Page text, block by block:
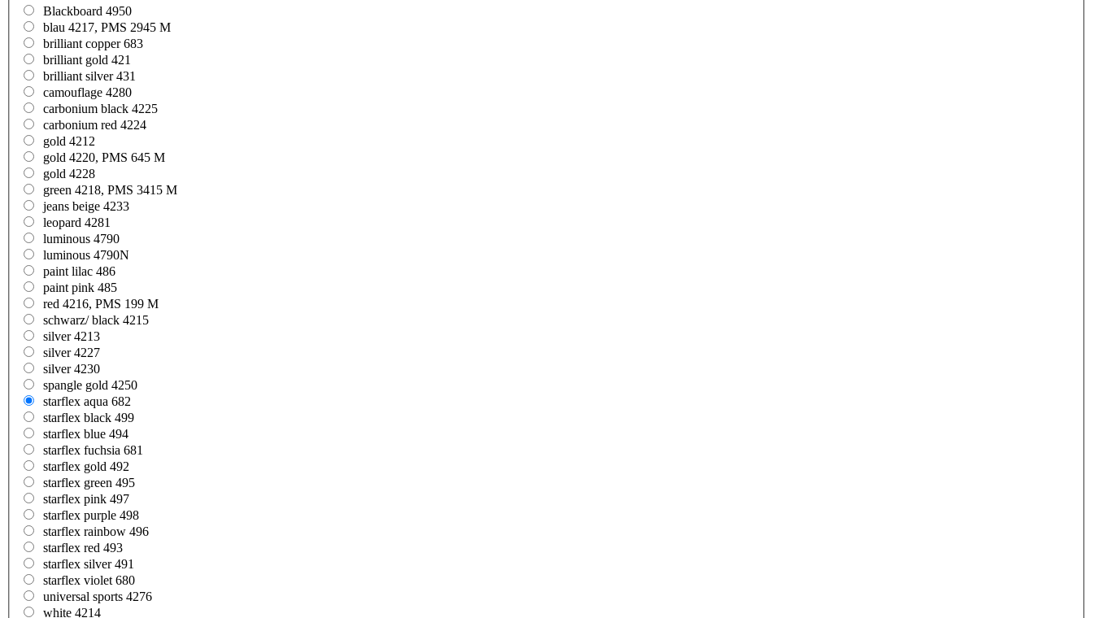
Blackboard 4950
blau 4217, PMS 2945 M
brilliant copper 683
brilliant gold 421
brilliant silver 431
camouflage 4280
carbonium black 4225
carbonium red 4224
gold 4212
gold 4220, PMS 645 M
gold 4228
green 4218, PMS 3415 M
jeans beige 4233
leopard 4281
luminous 4790
luminous 4790N
paint lilac 486
paint pink 485
red 4216, PMS 199 M
schwarz/ black 4215
silver 4213
silver 4227
silver 4230
spangle gold 4250
starflex aqua 682
starflex black 499
starflex blue 494
starflex fuchsia 681
starflex gold 492
starflex green 495
starflex pink 497
starflex purple 498
starflex rainbow 496
starflex red 493
starflex silver 491
starflex violet 680
universal sports 4276
white 4214